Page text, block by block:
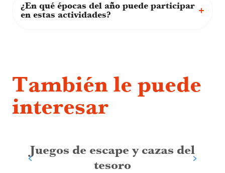
¿En qué épocas del año puede participar
en estas actividades?
También le puede
interesar
Juegos de escape y cazas del
tesoro